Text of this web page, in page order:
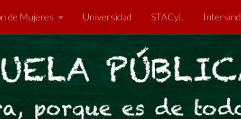
de Mujeres Universidad STACyL